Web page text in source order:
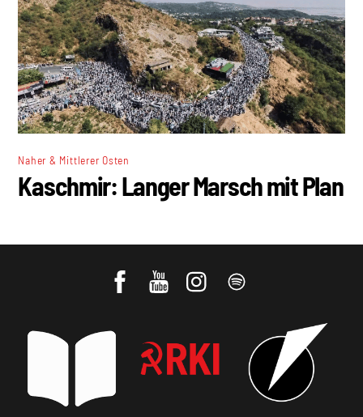
Naher & Mittlerer Osten
Kaschmir: Langer Marsch mit Plan